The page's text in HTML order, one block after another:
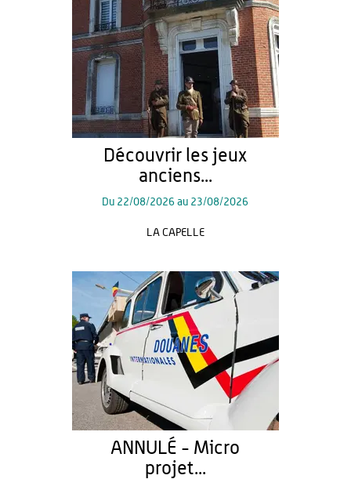
Découvrir les jeux
anciens...
Du 22/08/2026 au 23/08/2026
LA CAPELLE
ANNULÉ - Micro
projet...